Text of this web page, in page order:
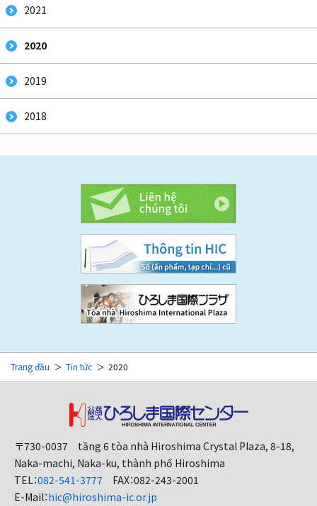
2021
2020
2019
2018
Trang đầu Tin tức 2020
〒730-0037 tầng 6 tòa nhà Hiroshima Crystal Plaza, 8-18,
Naka-machi, Naka-ku, thành phố Hiroshima
TEL：082-541-3777 FAX：082-243-2001
E-Mail：hic@hiroshima-ic.or.jp